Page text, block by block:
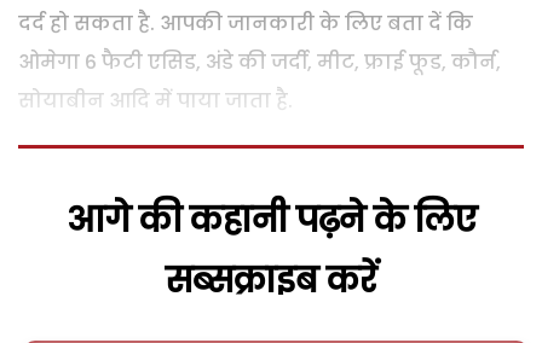
दर्द हो सकता है. आपकी जानकारी के लिए बता दें कि
ओमेगा 6 फैटी एसिड, अंडे की जर्दी, मीट, फ्राई फूड, कौर्न,
सोयाबीन आदि में पाया जाता है.
आगे की कहानी पढ़ने के लिए
सब्सक्राइब करें